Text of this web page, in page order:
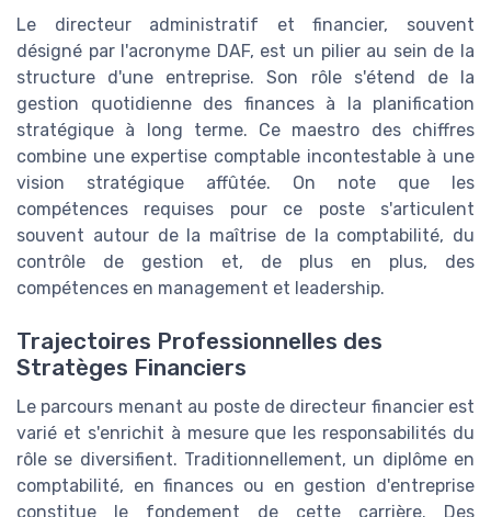
Le directeur administratif et financier, souvent
désigné par l'acronyme DAF, est un pilier au sein de la
structure d'une entreprise. Son rôle s'étend de la
gestion quotidienne des finances à la planification
stratégique à long terme. Ce maestro des chiffres
combine une expertise comptable incontestable à une
vision stratégique affûtée. On note que les
compétences requises pour ce poste s'articulent
souvent autour de la maîtrise de la comptabilité, du
contrôle de gestion et, de plus en plus, des
compétences en management et leadership.
Trajectoires Professionnelles des
Stratèges Financiers
Le parcours menant au poste de directeur financier est
varié et s'enrichit à mesure que les responsabilités du
rôle se diversifient. Traditionnellement, un diplôme en
comptabilité, en finances ou en gestion d'entreprise
constitue le fondement de cette carrière. Des